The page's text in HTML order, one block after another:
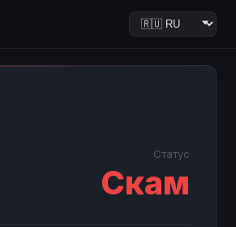
Статус
Скам